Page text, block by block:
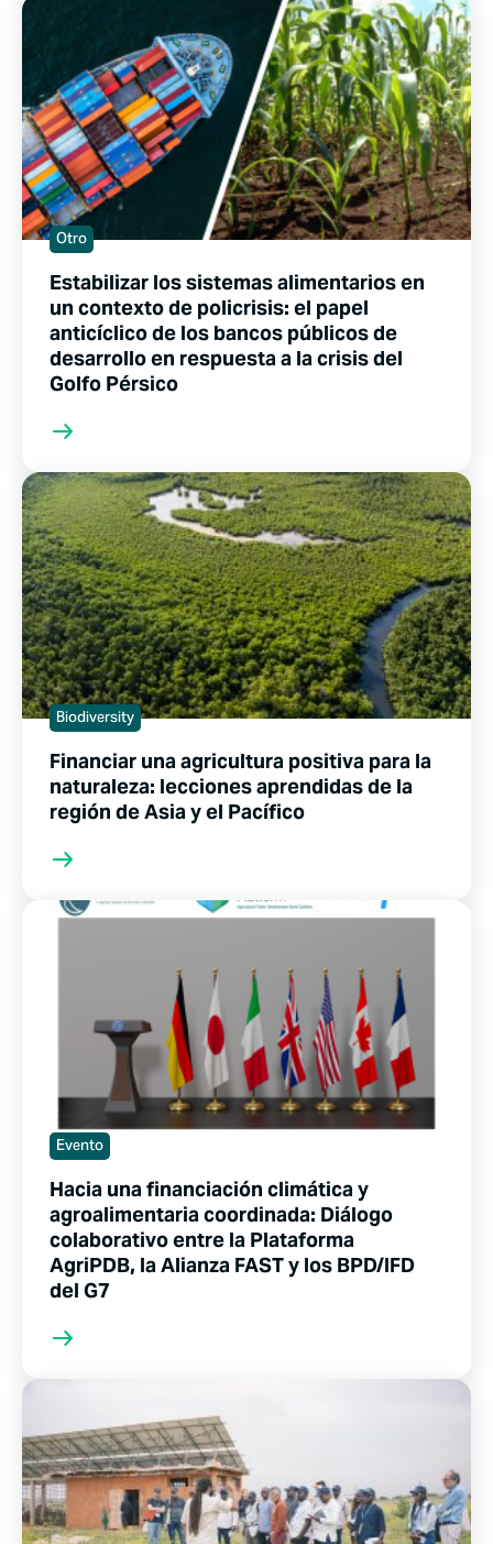
Otro
Estabilizar los sistemas alimentarios en
un contexto de policrisis: el papel
anticíclico de los bancos públicos de
desarrollo en respuesta a la crisis del
Golfo Pérsico
Biodiversity
Financiar una agricultura positiva para la
naturaleza: lecciones aprendidas de la
región de Asia y el Pacífico
Evento
Hacia una financiación climática y
agroalimentaria coordinada: Diálogo
colaborativo entre la Plataforma
AgriPDB, la Alianza FAST y los BPD/IFD
del G7